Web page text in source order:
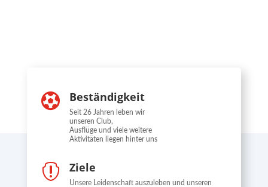
 Beständigkeit
Seit 26 Jahren leben wir
unseren Club,
Ausflüge und viele weitere
Aktivitäten liegen hinter uns
 Ziele
Unsere Leidenschaft auszuleben und unseren